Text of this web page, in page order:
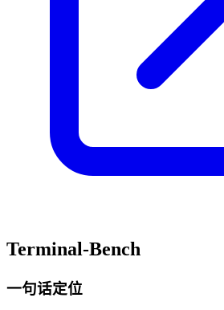
Terminal-Bench
一句话定位